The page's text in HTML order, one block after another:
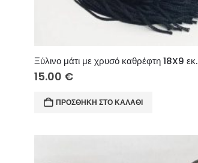
Ξύλινο μάτι με χρυσό καθρέφτη 18X9 εκ.
15.00 €
ΠΡΟΣΘΉΚΗ ΣΤΟ ΚΑΛΆΘΙ